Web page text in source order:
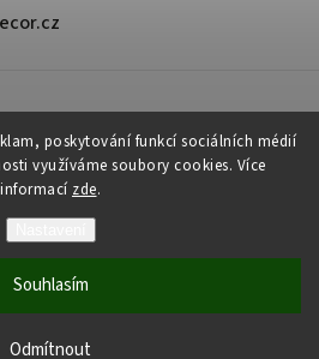
poskytování funkcí sociálních médií
využíváme soubory cookies. Více
informací zde.
Odmítnout
Souhlasím
Vytvořil Shoptet